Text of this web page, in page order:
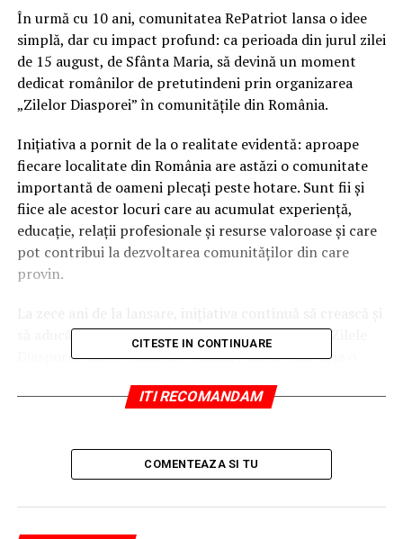
În urmă cu 10 ani, comunitatea RePatriot lansa o idee
simplă, dar cu impact profund: ca perioada din jurul zilei
de 15 august, de Sfânta Maria, să devină un moment
dedicat românilor de pretutindeni prin organizarea
„Zilelor Diasporei” în comunitățile din România.
Inițiativa a pornit de la o realitate evidentă: aproape
fiecare localitate din România are astăzi o comunitate
importantă de oameni plecați peste hotare. Sunt fii și
fiice ale acestor locuri care au acumulat experiență,
educație, relații profesionale și resurse valoroase și care
pot contribui la dezvoltarea comunităților din care
provin.
să aducă oamenii împreună. În multe localități, „Zilele
Diasporei” sau evenimente similare au devenit deja o
Diasporei – Iașul este ACASĂ!”, un proiect care
declarat luna august „Luna Diasporei”, dezvoltând în
fiecare an programe și întâlniri dedicate românilor
reveniți temporar acasă.
CITESTE IN CONTINUARE
ITI RECOMANDAM
COMENTEAZA SI TU